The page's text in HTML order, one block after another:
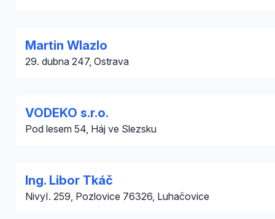
Martin Wlazlo
29. dubna 247, Ostrava
VODEKO s.r.o.
Pod lesem 54, Háj ve Slezsku
Ing. Libor Tkáč
NivyI. 259, Pozlovice 76326, Luhačovice